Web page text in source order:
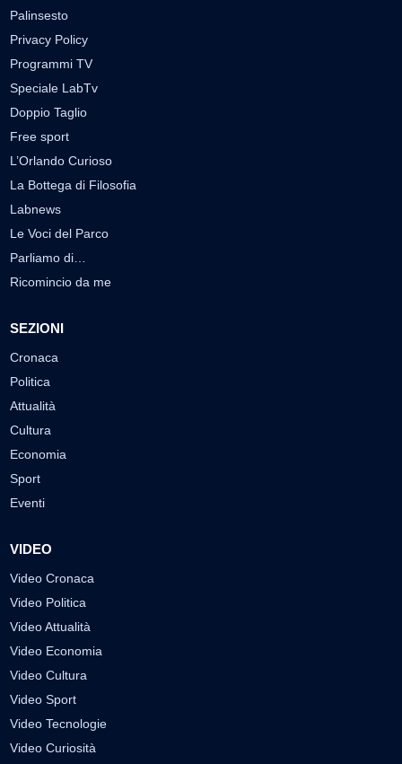
Palinsesto
Privacy Policy
Programmi TV
Speciale LabTv
Doppio Taglio
Free sport
L’Orlando Curioso
La Bottega di Filosofia
Labnews
Le Voci del Parco
Parliamo di…
Ricomincio da me
SEZIONI
Cronaca
Politica
Attualità
Cultura
Economia
Sport
Eventi
VIDEO
Video Cronaca
Video Politica
Video Attualità
Video Economia
Video Cultura
Video Sport
Video Tecnologie
Video Curiosità